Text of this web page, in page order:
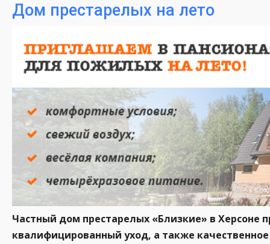
Дом престарелых на лето
Частный дом престарелых «Близкие» в
квалифицированный уход, а также